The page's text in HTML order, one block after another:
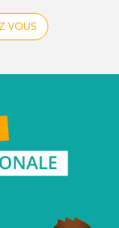
VOUS